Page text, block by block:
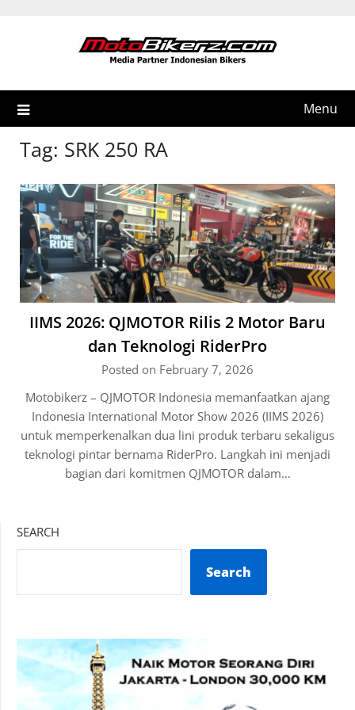
Menu
Tag: SRK 250 RA
IIMS 2026: QJMOTOR Rilis 2 Motor Baru
dan Teknologi RiderPro
Posted on February 7, 2026
Motobikerz – QJMOTOR Indonesia memanfaatkan ajang
Indonesia International Motor Show 2026 (IIMS 2026)
untuk memperkenalkan dua lini produk terbaru sekaligus
teknologi pintar bernama RiderPro. Langkah ini menjadi
bagian dari komitmen QJMOTOR dalam…
SEARCH
Search